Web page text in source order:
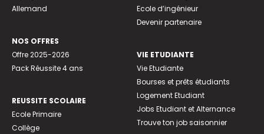
Allemand
NOS OFFRES
Offre 2025-2026
Pack Réussite 4 ans
REUSSITE SCOLAIRE
Ecole Primaire
Collège
Ecole d’ingénieur
Devenir partenaire
VIE ETUDIANTE
Vie Etudiante
Bourses et prêts étudiants
Logement Etudiant
Jobs Etudiant et Alternance
Trouve ton job saisonnier